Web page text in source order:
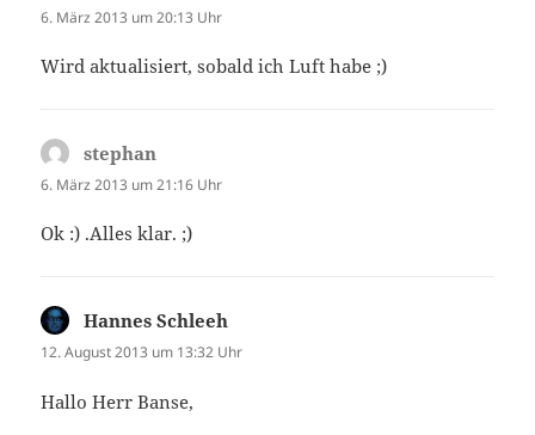
6. März 2013 um 20:13 Uhr
Wird aktualisiert, sobald ich Luft habe ;)
stephan
6. März 2013 um 21:16 Uhr
Ok :) .Alles klar. ;)
Hannes Schleeh
12. August 2013 um 13:32 Uhr
Hallo Herr Banse,